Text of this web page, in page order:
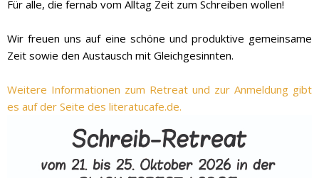
Für alle, die fernab vom Alltag Zeit zum Schreiben wollen!
Wir freuen uns auf eine schöne und produktive gemeinsame
Zeit sowie den Austausch mit Gleichgesinnten.
Weitere Informationen zum Retreat und zur Anmeldung gibt
es auf der Seite des literatucafe.de.